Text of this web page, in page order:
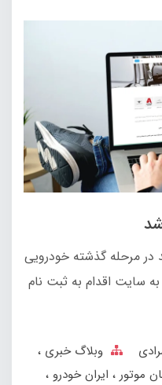
در مرحله گذشته خودرویی
سایت اقدام به ثبت نام
وبلاگ خبری
موتور
ایران خودرو